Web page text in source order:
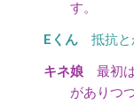
す。
抵抗と
最初
がありつ